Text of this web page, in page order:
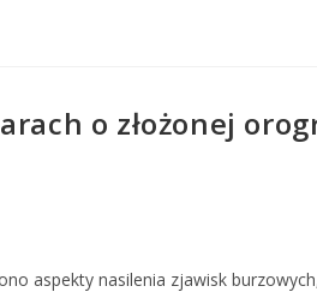
o złożonej
aspekty nasilenia zjawisk